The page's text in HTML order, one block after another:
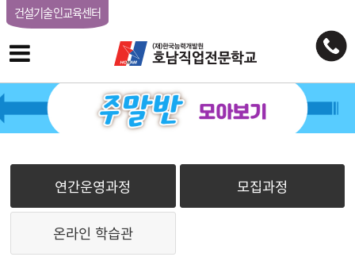
건설기술인교육센터
연간운영과정 모집과정
온라인 학습관